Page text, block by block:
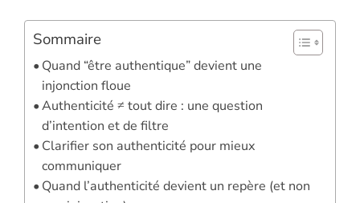
Sommaire
Quand “être authentique” devient une
injonction floue
Authenticité ≠ tout dire : une question
d’intention et de filtre
Clarifier son authenticité pour mieux
communiquer
Quand l’authenticité devient un repère (et non